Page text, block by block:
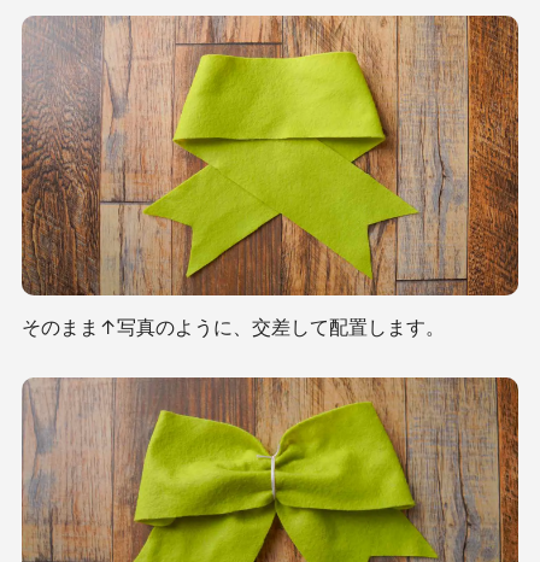
そのまま↑写真のように、交差して配置します。